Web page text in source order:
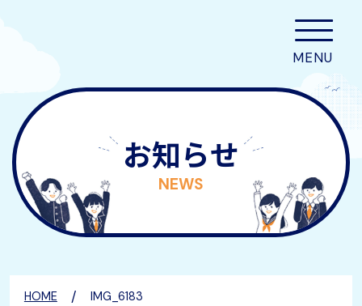
お知らせ
NEWS
HOME / IMG_6183